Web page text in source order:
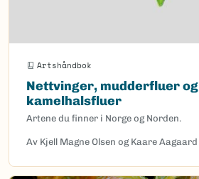
Artshåndbok
Nettvinger, mudderfluer og
kamelhalsfluer
Artene du finner i Norge og Norden.
Av Kjell Magne Olsen og Kaare Aagaard